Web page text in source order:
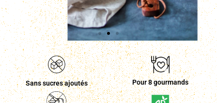
Sans sucres ajoutés Pour 8 gourmands